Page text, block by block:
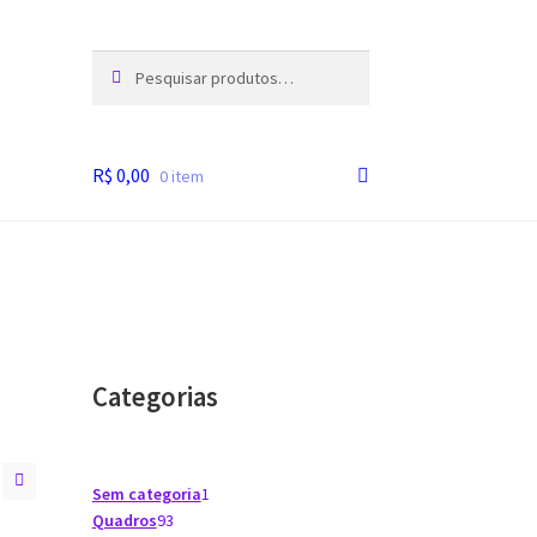
por:
R$ 0,00 0 item
Categorias
Sem categoria1
Quadros9393